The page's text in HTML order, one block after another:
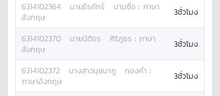
6314102364 นายธีรภัทร์ นามซื่อ : ภาษา
อังกฤษ
3ชั่วโมง
6314102370 นายนิติธร ศิริภูธร : ภาษา
อังกฤษ
3ชั่วโมง
6314102372 นางสาวนุชนาฎ ทองคำ :
ภาษาอังกฤษ
3ชั่วโมง